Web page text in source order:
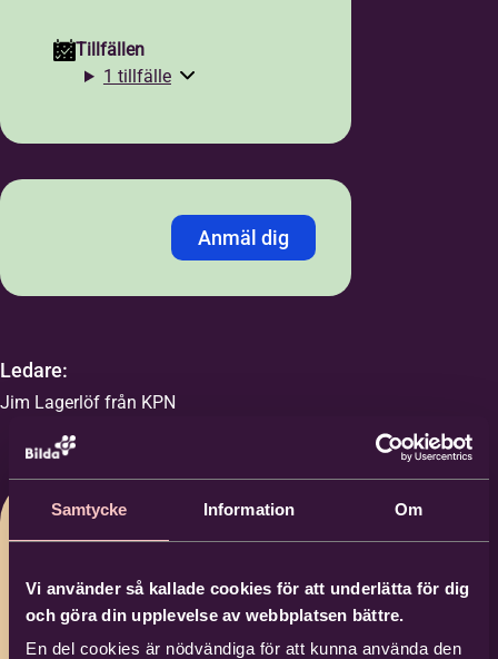
Samtycke Information Om
Vi använder så kallade cookies för att underlätta för dig
och göra din upplevelse av webbplatsen bättre.
En del cookies är nödvändiga för att kunna använda den
Tillfällen
1 tillfälle
Anmäl dig
Personnummer
Samordningsnummer
Förnamn*
Ledare:
Jim Lagerlöf från KPN